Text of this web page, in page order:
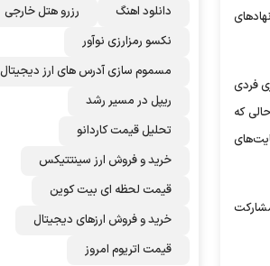
فردی
که
دانلود اهنگ
رزرو هتل خارجی
نکسو رمزارزی نوآور
مسموم سازی آدرس های ارز دیجیتال
ریپل در مسیر رشد
تحلیل قیمت کاردانو
خرید و فروش ارز سینتتیکس
قیمت لحظه ای بیت کوین
خرید و فروش ارزهای دیجیتال
قیمت اتریوم امروز